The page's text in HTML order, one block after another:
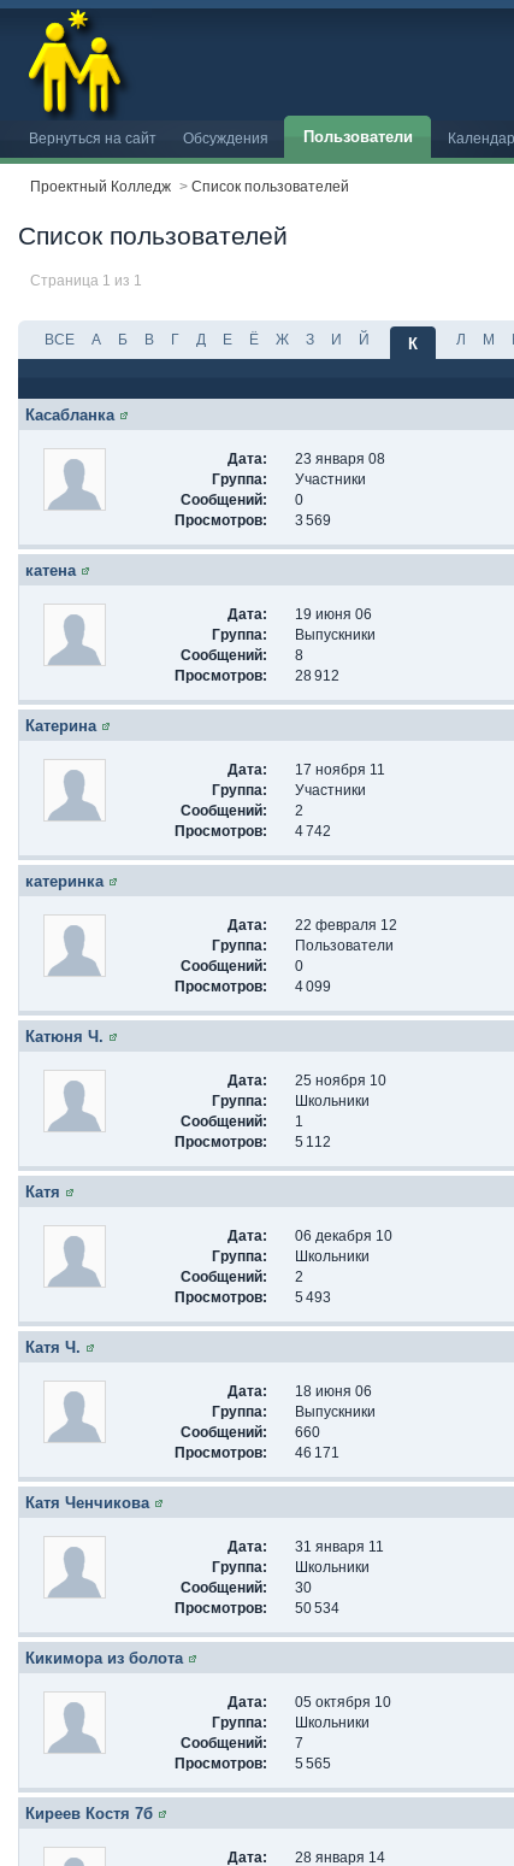
Вернуться на сайт Обсуждения Пользователи
Проектный Колледж > Список пользователей
Список пользователей
Страница 1 из 1
ВСЕ А Б В Г Д Е Ё Ж З И Й К Л М
Касабланка
Дата:
23 января 08
Группа:
Участники
Сообщений:
0
Просмотров:
3 569
катена
Дата:
19 июня 06
Группа:
Выпускники
Сообщений:
8
Просмотров:
28 912
Катерина
Дата:
17 ноября 11
Группа:
Участники
Сообщений:
2
Просмотров:
4 742
катеринка
Дата:
22 февраля 12
Группа:
Пользователи
Сообщений:
0
Просмотров:
4 099
Катюня Ч.
Дата:
25 ноября 10
Группа:
Школьники
Сообщений:
1
Просмотров:
5 112
Катя
Дата:
06 декабря 10
Группа:
Школьники
Сообщений:
2
Просмотров:
5 493
Катя Ч.
Дата:
18 июня 06
Группа:
Выпускники
Сообщений:
660
Просмотров:
46 171
Катя Ченчикова
Дата:
31 января 11
Группа:
Школьники
Сообщений:
30
Просмотров:
50 534
Кикимора из болота
Дата:
05 октября 10
Группа:
Школьники
Сообщений:
7
Просмотров:
5 565
Киреев Костя 7б
Дата:
28 января 14